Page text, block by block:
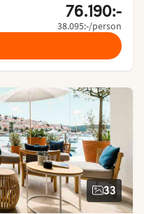
76.190:-
38.095:-/person
33